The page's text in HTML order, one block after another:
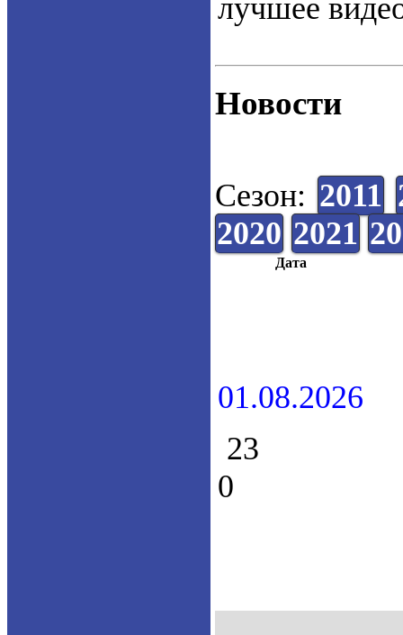
лучшее
Новости
Сезон: 2011
2020 2021
Дата
01.08.2026
23
0